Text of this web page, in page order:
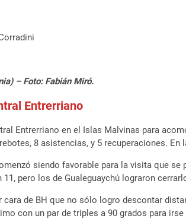
– Foto: Fabián Miró.
Entrerriano
Entrerriano en el Islas Malvinas para
8 asistencias, y 5 recuperaciones.
siendo favorable para la visita que
pero los de Gualeguaychú lograron
de BH que no sólo logro descontar
con un par de triples a 90 grados para